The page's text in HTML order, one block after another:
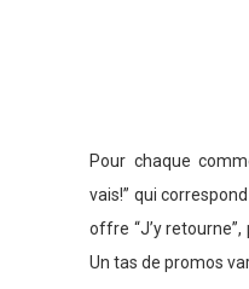
Pour chaque
vais!” qui
offre “J’y
Un tas de promos